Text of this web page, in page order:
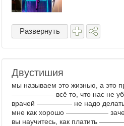
Развернуть
Двустишия
мы называем это жизнью, а это
—————— всё то, что нас не
врачей ————— не надо делать
мне как хорошо —————— зачем
вы научитесь, как платить